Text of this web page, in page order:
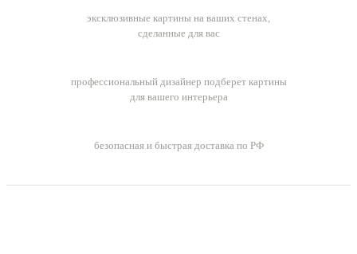
30000 ₽
эксклюзивные картины на ваших стенах,
сделанные для вас
профессиональный дизайнер подберет картины
для вашего интерьера
безопасная и быстрая доставка по РФ